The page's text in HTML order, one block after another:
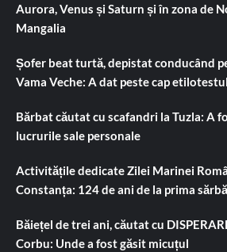
Aurora, Venus și Saturn și în zona de
Mangalia
Șofer beat turtă, depistat conducând
Vama Veche: A dat peste cap etilotestul
Bărbat căutat cu scafandri la Tuzla: A
lucrurile sale personale
Activitățile dedicate Zilei Marinei
Constanța: 124 de ani de la prima
Băiețel de trei ani, căutat cu
Corbu: Unde a fost găsit micuțul